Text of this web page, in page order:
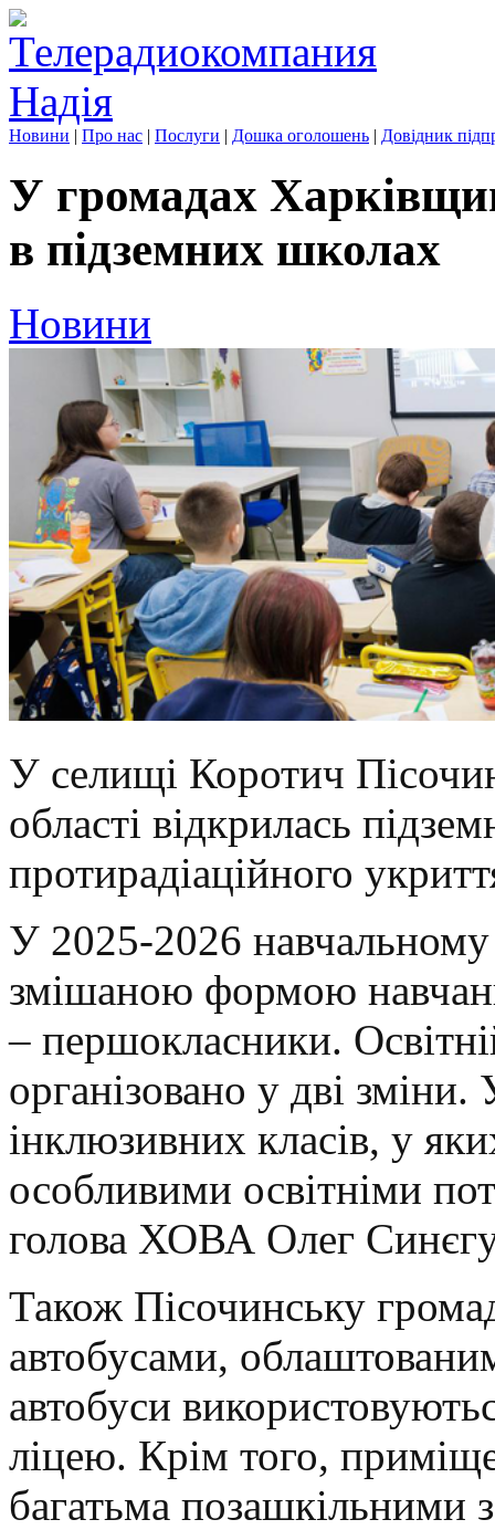
Новини | Про нас | Послуги | Дошка оголошень | Довідник
У громадах
в підземних школах
Новини
У селищі Коротич
області відкрилась
протирадіаційного
У 2025-2026 навчальному
змішаною формою
– першокласники.
організовано у дві
інклюзивних класів, у
особливими освітніми
голова ХОВА Олег
Також Пісочинську
автобусами,
автобуси
ліцею. Крім того,
багатьма позашкільними